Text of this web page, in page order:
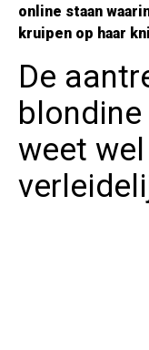
online staan
kruipen op haar
De
blondine
weet